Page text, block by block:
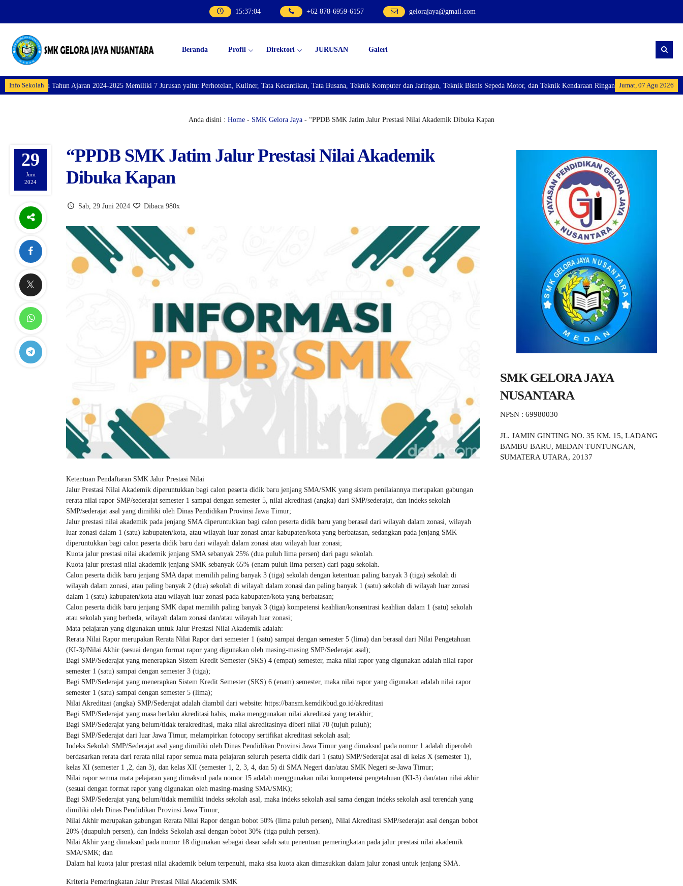
15:37:05 +62 878-6959-6157 gelorajaya@gmail.com
Beranda Profil Direktori JURUSAN Galeri
Info Sekolah Jumat, 07 Agu 2026
Tahun Ajaran 2024-2025 Memiliki 7 Jurusan yaitu: Perhotelan, Kuliner, Tata Kecantikan, Tata Busana, Teknik Komputer dan Jaringan, Teknik Bisnis Sepeda Motor, dan Teknik Kendaraan Ringan Dan membuka Kelas Industri:
Anda disini : Home - SMK Gelora Jaya - “PPDB SMK Jatim Jalur Prestasi Nilai Akademik Dibuka Kapan
29
Juni
2024
“PPDB SMK Jatim Jalur Prestasi Nilai Akademik
Dibuka Kapan
Sab, 29 Juni 2024 Dibaca 980x
Ketentuan Pendaftaran SMK Jalur Prestasi Nilai
Jalur Prestasi Nilai Akademik diperuntukkan bagi calon peserta didik baru jenjang SMA/SMK yang sistem penilaiannya merupakan gabungan
rerata nilai rapor SMP/sederajat semester 1 sampai dengan semester 5, nilai akreditasi (angka) dari SMP/sederajat, dan indeks sekolah
SMP/sederajat asal yang dimiliki oleh Dinas Pendidikan Provinsi Jawa Timur;
Jalur prestasi nilai akademik pada jenjang SMA diperuntukkan bagi calon peserta didik baru yang berasal dari wilayah dalam zonasi, wilayah
luar zonasi dalam 1 (satu) kabupaten/kota, atau wilayah luar zonasi antar kabupaten/kota yang berbatasan, sedangkan pada jenjang SMK
diperuntukkan bagi calon peserta didik baru dari wilayah dalam zonasi atau wilayah luar zonasi;
Kuota jalur prestasi nilai akademik jenjang SMA sebanyak 25% (dua puluh lima persen) dari pagu sekolah.
Kuota jalur prestasi nilai akademik jenjang SMK sebanyak 65% (enam puluh lima persen) dari pagu sekolah.
Calon peserta didik baru jenjang SMA dapat memilih paling banyak 3 (tiga) sekolah dengan ketentuan paling banyak 3 (tiga) sekolah di
wilayah dalam zonasi, atau paling banyak 2 (dua) sekolah di wilayah dalam zonasi dan paling banyak 1 (satu) sekolah di wilayah luar zonasi
dalam 1 (satu) kabupaten/kota atau wilayah luar zonasi pada kabupaten/kota yang berbatasan;
Calon peserta didik baru jenjang SMK dapat memilih paling banyak 3 (tiga) kompetensi keahlian/konsentrasi keahlian dalam 1 (satu) sekolah
atau sekolah yang berbeda, wilayah dalam zonasi dan/atau wilayah luar zonasi;
Mata pelajaran yang digunakan untuk Jalur Prestasi Nilai Akademik adalah:
Rerata Nilai Rapor merupakan Rerata Nilai Rapor dari semester 1 (satu) sampai dengan semester 5 (lima) dan berasal dari Nilai Pengetahuan
(KI-3)/Nilai Akhir (sesuai dengan format rapor yang digunakan oleh masing-masing SMP/Sederajat asal);
Bagi SMP/Sederajat yang menerapkan Sistem Kredit Semester (SKS) 4 (empat) semester, maka nilai rapor yang digunakan adalah nilai rapor
semester 1 (satu) sampai dengan semester 3 (tiga);
Bagi SMP/Sederajat yang menerapkan Sistem Kredit Semester (SKS) 6 (enam) semester, maka nilai rapor yang digunakan adalah nilai rapor
semester 1 (satu) sampai dengan semester 5 (lima);
Nilai Akreditasi (angka) SMP/Sederajat adalah diambil dari website: https://bansm.kemdikbud.go.id/akreditasi
Bagi SMP/Sederajat yang masa berlaku akreditasi habis, maka menggunakan nilai akreditasi yang terakhir;
Bagi SMP/Sederajat yang belum/tidak terakreditasi, maka nilai akreditasinya diberi nilai 70 (tujuh puluh);
Bagi SMP/Sederajat dari luar Jawa Timur, melampirkan fotocopy sertifikat akreditasi sekolah asal;
Indeks Sekolah SMP/Sederajat asal yang dimiliki oleh Dinas Pendidikan Provinsi Jawa Timur yang dimaksud pada nomor 1 adalah diperoleh
berdasarkan rerata dari rerata nilai rapor semua mata pelajaran seluruh peserta didik dari 1 (satu) SMP/Sederajat asal di kelas X (semester 1),
kelas XI (semester 1 ,2, dan 3), dan kelas XII (semester 1, 2, 3, 4, dan 5) di SMA Negeri dan/atau SMK Negeri se-Jawa Timur;
Nilai rapor semua mata pelajaran yang dimaksud pada nomor 15 adalah menggunakan nilai kompetensi pengetahuan (KI-3) dan/atau nilai akhir
(sesuai dengan format rapor yang digunakan oleh masing-masing SMA/SMK);
Bagi SMP/Sederajat yang belum/tidak memiliki indeks sekolah asal, maka indeks sekolah asal sama dengan indeks sekolah asal terendah yang
dimiliki oleh Dinas Pendidikan Provinsi Jawa Timur;
Nilai Akhir merupakan gabungan Rerata Nilai Rapor dengan bobot 50% (lima puluh persen), Nilai Akreditasi SMP/sederajat asal dengan bobot
20% (duapuluh persen), dan Indeks Sekolah asal dengan bobot 30% (tiga puluh persen).
Nilai Akhir yang dimaksud pada nomor 18 digunakan sebagai dasar salah satu penentuan pemeringkatan pada jalur prestasi nilai akademik
SMA/SMK; dan
Dalam hal kuota jalur prestasi nilai akademik belum terpenuhi, maka sisa kuota akan dimasukkan dalam jalur zonasi untuk jenjang SMA.
Kriteria Pemeringkatan Jalur Prestasi Nilai Akademik SMK
SMK GELORA JAYA
NUSANTARA
NPSN : 69980030
JL. JAMIN GINTING NO. 35 KM. 15, LADANG
BAMBU BARU, MEDAN TUNTUNGAN,
SUMATERA UTARA, 20137